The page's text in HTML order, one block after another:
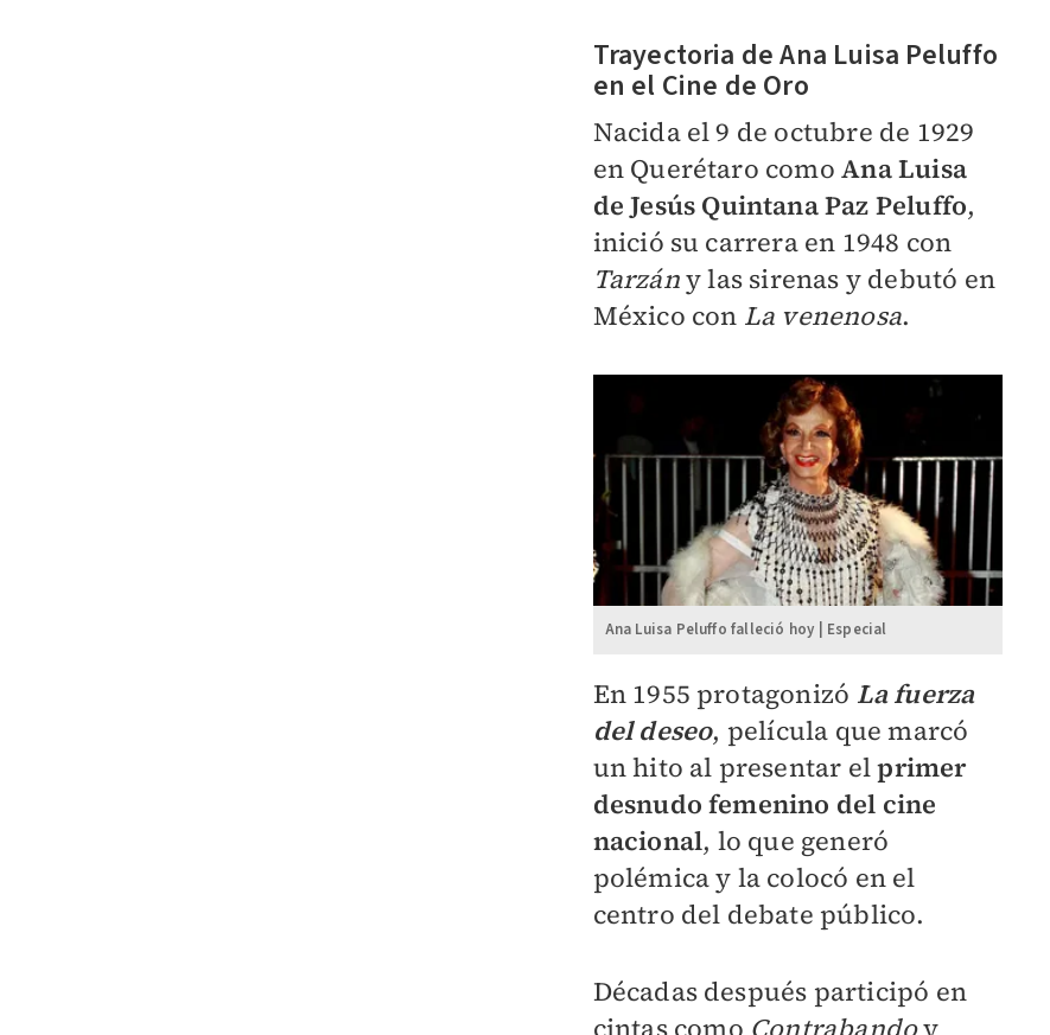
Trayectoria de Ana Luisa Peluffo
en el Cine de Oro
Nacida el 9 de octubre de 1929
en Querétaro comoAna Luisa
de Jesús Quintana Paz Peluffo,
inició su carrera en 1948 con
Tarzány las sirenas y debutó en
México con La venenosa.
Ana Luisa Peluffo falleció hoy | Especial
En 1955 protagonizó La fuerza
del deseo, película que marcó
un hito al presentar elprimer
desnudo femenino del cine
nacional, lo que generó
polémica y la colocó en el
centro del debate público.
Décadas después participó en